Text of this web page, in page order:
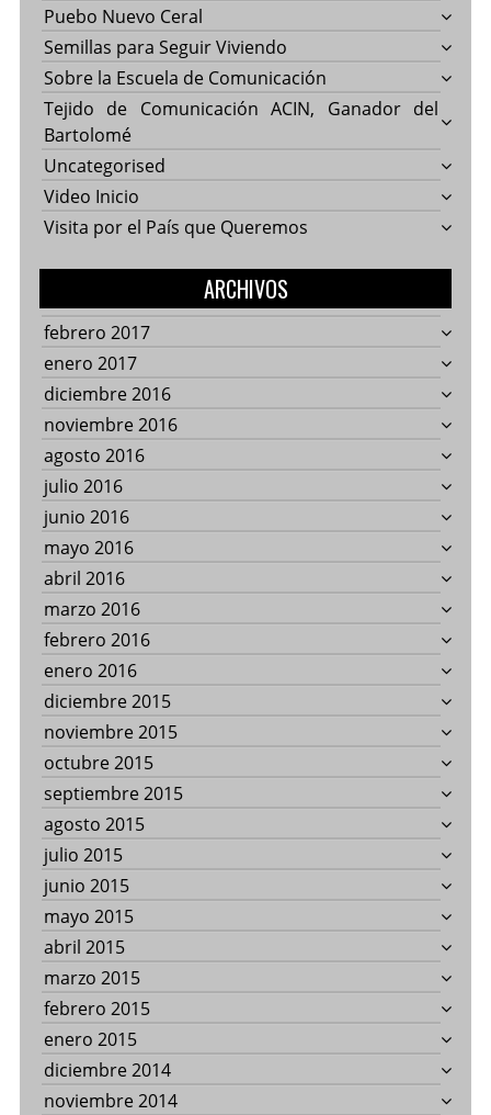
Puebo Nuevo Ceral
Semillas para Seguir Viviendo
Sobre la Escuela de Comunicación
Tejido de Comunicación ACIN, Ganador del
Bartolomé
Uncategorised
Video Inicio
Visita por el País que Queremos
ARCHIVOS
febrero 2017
enero 2017
diciembre 2016
noviembre 2016
agosto 2016
julio 2016
junio 2016
mayo 2016
abril 2016
marzo 2016
febrero 2016
enero 2016
diciembre 2015
noviembre 2015
octubre 2015
septiembre 2015
agosto 2015
julio 2015
junio 2015
mayo 2015
abril 2015
marzo 2015
febrero 2015
enero 2015
diciembre 2014
noviembre 2014